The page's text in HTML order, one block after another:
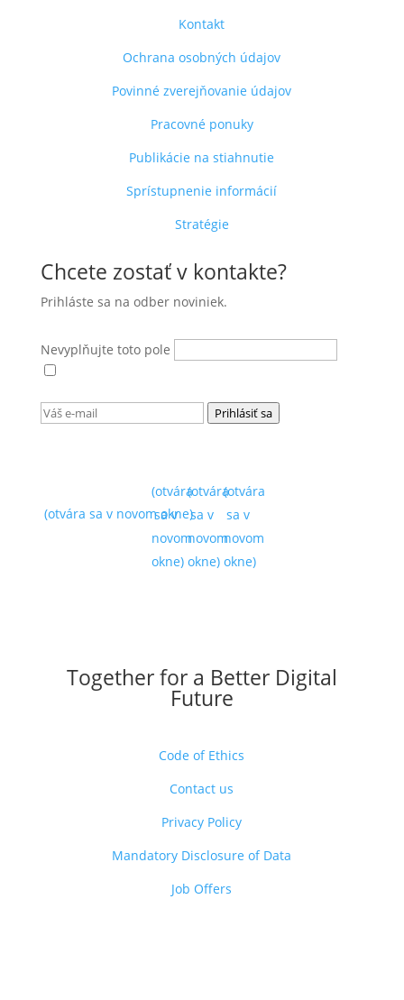
Kontakt
Ochrana osobných údajov
Povinné zverejňovanie údajov
Pracovné ponuky
Publikácie na stiahnutie
Sprístupnenie informácií
Stratégie
Chcete zostať v kontakte?
Prihláste sa na odber noviniek.
Nevyplňujte toto pole
Prihlásiť sa
(otvára
sa v
novom
okne)
(otvára
sa v
novom
okne)
(otvára
sa v
novom
okne)
(otvára sa v novom okne)
Together for a Better Digital
Future
Code of Ethics
Contact us
Privacy Policy
Mandatory Disclosure of Data
Job Offers